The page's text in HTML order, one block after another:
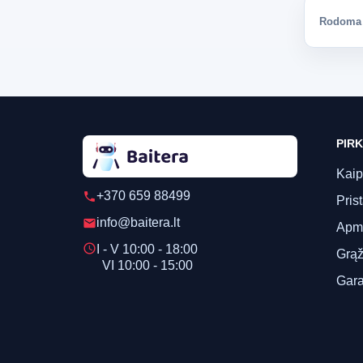
phone+370 659 88499
emailinfo@baitera.lt
schedule I - V 10:00 - 18:00
VI 10:00 - 15:00